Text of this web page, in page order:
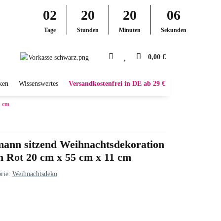
02
Tage
20
Stunden
20
Minuten
05
Sekunden
0,00 €
Wissenswertes Versandkostenfrei in DE ab 29 €
cm
sitzend Weihnachtsdekoration
Rot 20 cm x 55 cm x 11 cm
Weihnachtsdeko